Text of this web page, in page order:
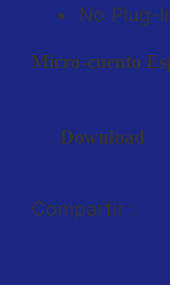
No Plug-
Micro-cuento
Download
Compartir :